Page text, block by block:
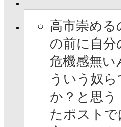
高市崇め
の前に自分
危機感無い
ういう奴
か？と思
たポスト